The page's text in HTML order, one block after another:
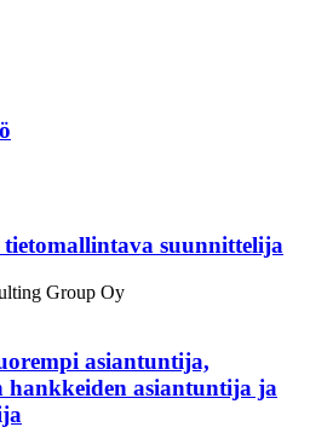
suunnittelija
Group Oy
asiantuntija,
hankkeiden asiantuntija ja